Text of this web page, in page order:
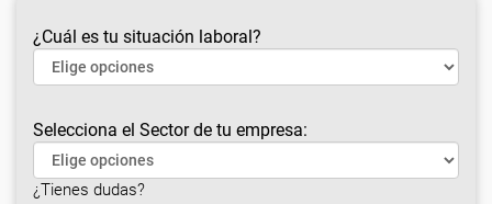
¿Cuál es tu situación laboral?
Selecciona el Sector de tu empresa:
¿Tienes dudas?